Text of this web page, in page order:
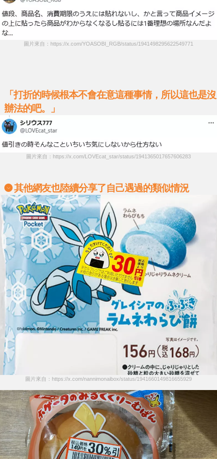
圖片來自：https://x.com/YOASOBI_RGB/status/1941498295622549771
「打折的時候根本不會在意這種事情，所以這也是沒
辦法的吧。」
圖片來自：https://x.com/LOVEcat_star/status/1941365017657606283
其他網友也陸續分享了自己遇過的類似情況
圖片來自：https://x.com/nannimonaibox/status/1941660149816655929